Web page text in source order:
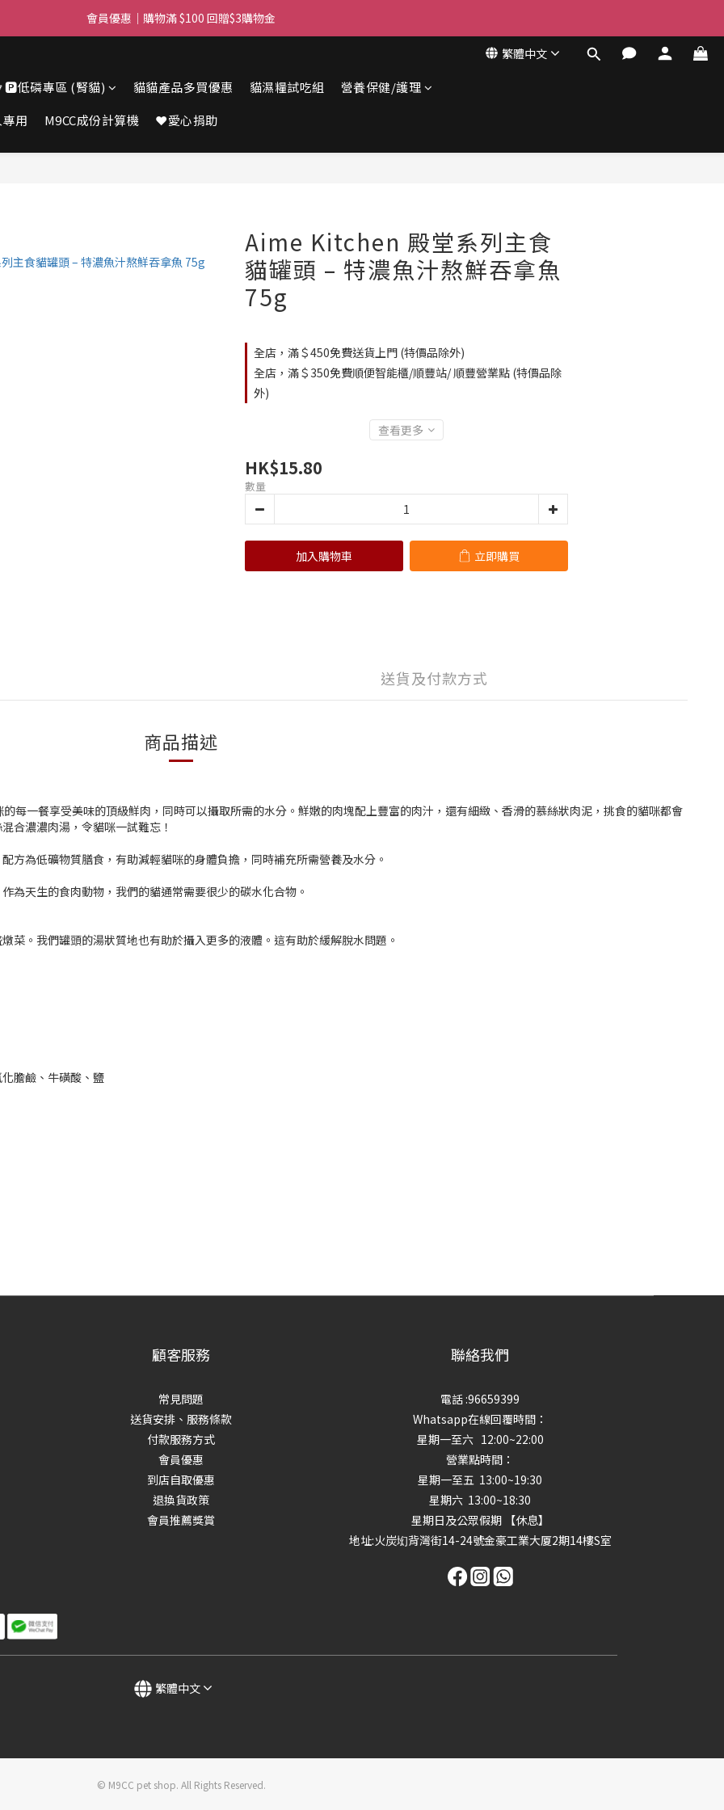
滿$450免費送貨上門 I 滿$350免運 順豐自取
會員優惠｜購物滿 $100 回贈$3購物金
繁體中文
低磷專區 (腎貓) 貓貓產品多買優惠 貓濕糧試吃組
營養保健/護理
用
M9CC成份計算機 ❤️愛心捐助
Aime Kitchen 殿堂系列主食
貓罐頭 – 特濃魚汁熬鮮吞拿魚
75g
全店，滿＄450免費送貨上門 (特價品除外)
全店，滿＄350免費順便智能櫃/順豐站/ 順豐營業點 (特價品除
外)
查看更多
HK$15.80
數量
加入購物車 立即購買
送貨及付款方式
商品描述
每一餐享受美味的頂級鮮肉，同時可以攝取所需的水分。鮮嫩的肉塊配上豐富的肉汁，還有細緻、香滑的慕絲狀肉泥，挑食的貓咪都會
合濃濃肉湯，令貓咪一試難忘！
方為低礦物質膳食，有助減輕貓咪的身體負擔，同時補充所需營養及水分。
為天生的食肉動物，我們的貓通常需要很少的碳水化合物。
菜。我們罐頭的湯狀質地也有助於攝入更多的液體。這有助於緩解脫水問題。
膽鹼、牛磺酸、鹽
顧客服務
常見問題
送貨安排、服務條款
付款服務方式
會員優惠
到店自取優惠
退換貨政策
會員推薦獎賞
聯絡我們
電話 :96659399
Whatsapp在線回覆時間：
星期一至六 12:00~22:00
營業點時間：
星期一至五 13:00~19:30
星期六 13:00~18:30
星期日及公眾假期 【休息】
地址:火炭㘭背灣街14-24號金豪工業大厦2期14樓S室
繁體中文
© M9CC pet shop. All Rights Reserved.